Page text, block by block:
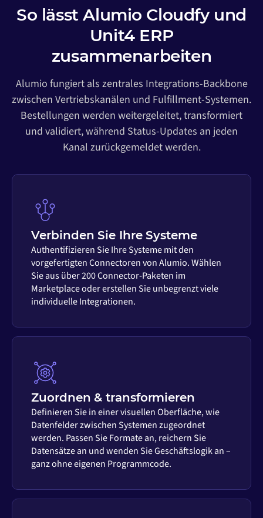
So lässt Alumio Cloudfy und
Unit4 ERP
zusammenarbeiten
Alumio fungiert als zentrales Integrations-Backbone
zwischen Vertriebskanälen und Fulfillment-Systemen.
Bestellungen werden weitergeleitet, transformiert
und validiert, während Status-Updates an jeden
Kanal zurückgemeldet werden.
Verbinden Sie Ihre Systeme
Authentifizieren Sie Ihre Systeme mit den
vorgefertigten Connectoren von Alumio. Wählen
Sie aus über 200 Connector-Paketen im
Marketplace oder erstellen Sie unbegrenzt viele
individuelle Integrationen.
Zuordnen & transformieren
Definieren Sie in einer visuellen Oberfläche, wie
Datenfelder zwischen Systemen zugeordnet
werden. Passen Sie Formate an, reichern Sie
Datensätze an und wenden Sie Geschäftslogik an –
ganz ohne eigenen Programmcode.